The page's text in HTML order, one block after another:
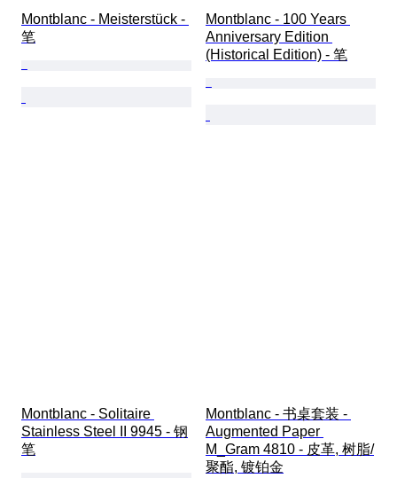
Montblanc - Meisterstück -
笔
Montblanc - 100 Years
Anniversary Edition
(Historical Edition) - 笔
Montblanc - Solitaire
Stainless Steel II 9945 - 钢
笔
Montblanc - 书桌套装 -
Augmented Paper
M_Gram 4810 - 皮革, 树脂/
聚酯, 镀铂金